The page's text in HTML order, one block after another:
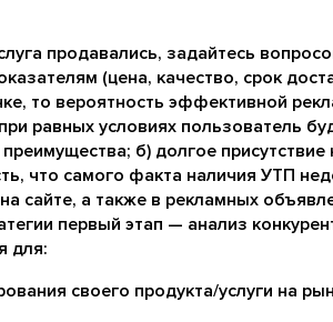
продавались, задайтесь
(цена, качество, срок
то вероятность эффективной
равных условиях пользователь
б) долгое
что самого факта наличия УТП
сайте, а также в рекламных
первый этап — анализ
для:
своего продукта/услуги на